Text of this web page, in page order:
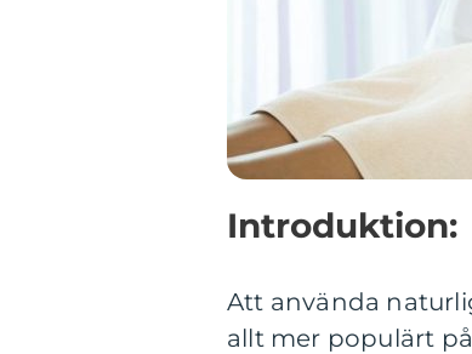
Introduktion:
Att använda
allt mer populärt